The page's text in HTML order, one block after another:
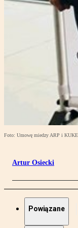
Foto: Umowę miedzy ARP i KUKE
Artur Osiecki
Powiązane